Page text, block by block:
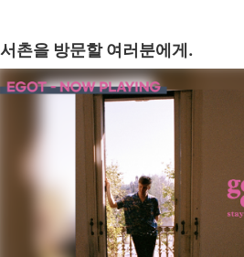
서촌을 방문할 여러분에게.